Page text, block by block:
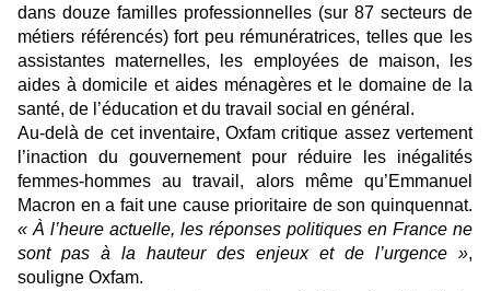
dans douze familles professionnelles (sur 87 secteurs de
métiers référencés) fort peu rémunératrices, telles que les
assistantes maternelles, les employées de maison, les
aides à domicile et aides ménagères et le domaine de la
santé, de l’éducation et du travail social en général.
Au-delà de cet inventaire, Oxfam critique assez vertement
l’inaction du gouvernement pour réduire les inégalités
femmes-hommes au travail, alors même qu’Emmanuel
Macron en a fait une cause prioritaire de son quinquennat.
« À l’heure actuelle, les réponses politiques en France ne
sont pas à la hauteur des enjeux et de l’urgence »,
souligne Oxfam.